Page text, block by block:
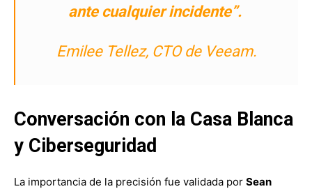
ante cualquier incidente”.
Emilee Tellez, CTO de Veeam.
Conversación con la Casa Blanca
y Ciberseguridad
La importancia de la precisión fue validada por Sean